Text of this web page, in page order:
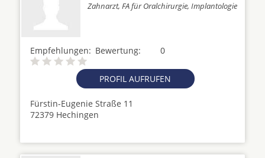
Zahnarzt, FA für Oralchirurgie, Implantologie
Empfehlungen: 0
Bewertung:
PROFIL AUFRUFEN
Fürstin-Eugenie Straße 11
72379 Hechingen